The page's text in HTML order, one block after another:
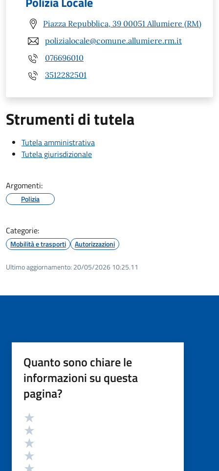
Piazza Repubblica, 39 00051 Allumiere (RM)
polizialocale@comune.allumiere.rm.it
076696010
3512282501
Strumenti di tutela
Tutela amministrativa
Tutela giurisdizionale
Argomenti:
Polizia
Categorie:
Mobilità e trasporti Autorizzazioni
Ultimo aggiornamento: 20/05/2026 10:25.11
Quanto sono chiare le
informazioni su questa
pagina?
Valutazione